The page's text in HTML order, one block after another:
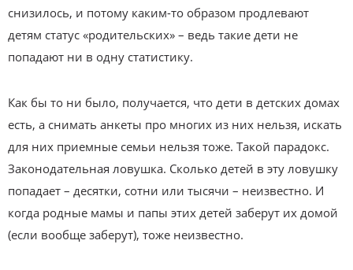
снизилось, и потому каким-то образом продлевают
детям статус «родительских» – ведь такие дети не
попадают ни в одну статистику.
Как бы то ни было, получается, что дети в детских домах
есть, а снимать анкеты про многих из них нельзя, искать
для них приемные семьи нельзя тоже. Такой парадокс.
Законодательная ловушка. Сколько детей в эту ловушку
попадает – десятки, сотни или тысячи – неизвестно. И
когда родные мамы и папы этих детей заберут их домой
(если вообще заберут), тоже неизвестно.